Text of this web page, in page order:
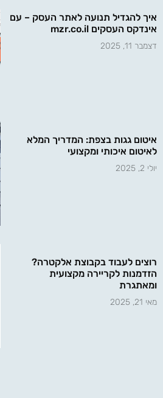
איך להגדיל תנועה לאתר העסק – עם
אינדקס העסקים mzr.co.il
דצמבר 11, 2025
איטום גגות בצפת: המדריך המלא
לאיטום איכותי ומקצועי
יולי 2, 2025
רוצים לעבוד בקבוצת אלקטרה?
הזדמנות לקריירה מקצועית
ומאתגרת
מאי 21, 2025